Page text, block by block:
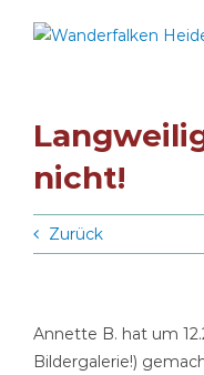
Inhalt
nicht!
Zurück
Annette B. hat um
Bildergalerie!)